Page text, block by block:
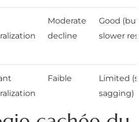
Moderate
decline
Good (but
slower
Faible
Limited
sagging)